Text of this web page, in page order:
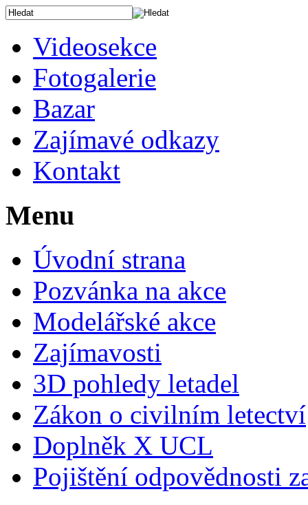
Videosekce
Fotogalerie
Bazar
Zajímavé odkazy
Kontakt
Menu
Úvodní strana
Pozvánka na akce
Modelářské akce
Zajímavosti
3D pohledy letadel
Zákon o civilním letectví
Doplněk X UCL
Pojištění odpovědnosti